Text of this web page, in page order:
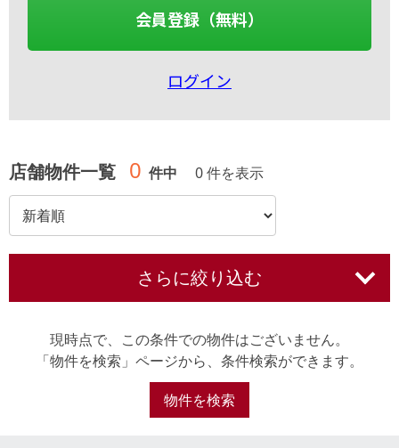
会員登録（無料）
ログイン
店舗物件一覧 0 件中 0 件を表示
さらに絞り込む
現時点で、この条件での物件はございません。
「物件を検索」ページから、条件検索ができます。
物件を検索